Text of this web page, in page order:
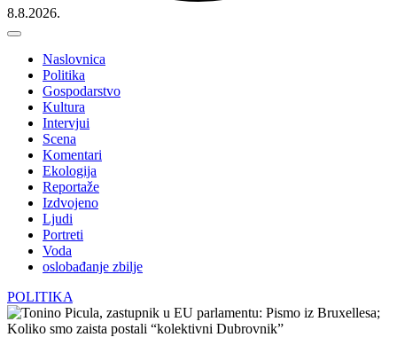
8.8.2026.
Naslovnica
Politika
Gospodarstvo
Kultura
Intervjui
Scena
Komentari
Ekologija
Reportaže
Izdvojeno
Ljudi
Portreti
Voda
oslobađanje zbilje
POLITIKA